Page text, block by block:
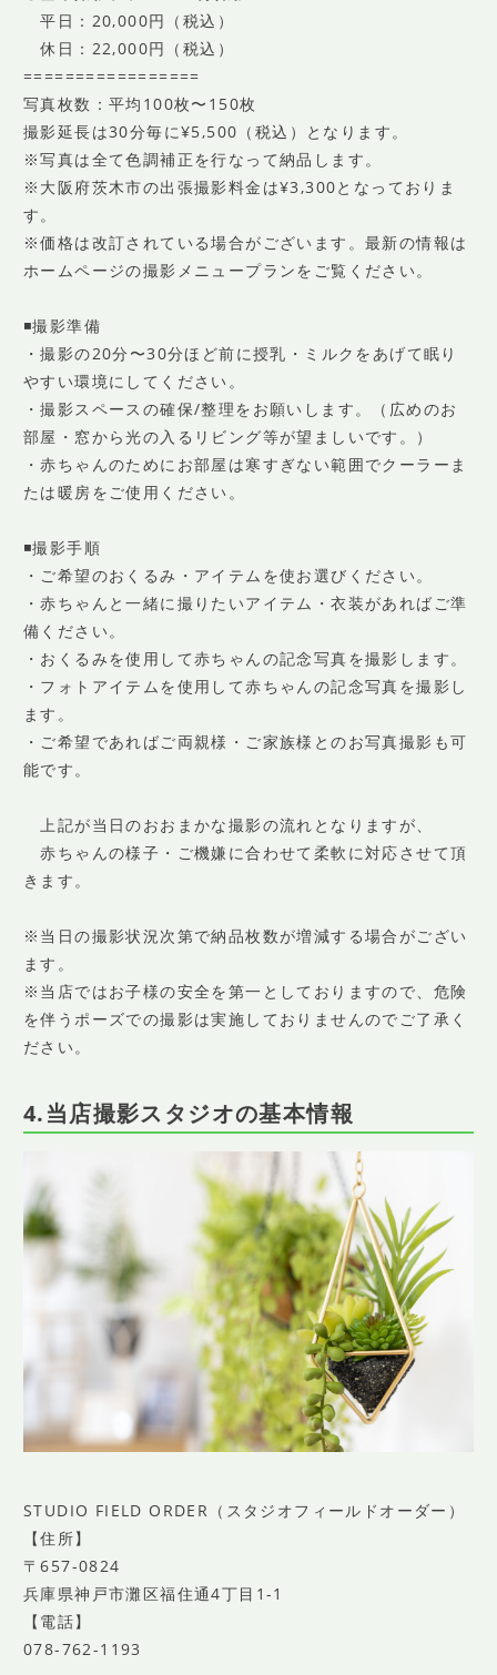
平日：20,000円（税込）
休日：22,000円（税込）
=================
写真枚数：平均100枚〜150枚
撮影延長は30分毎に¥5,500（税込）となります。
※写真は全て色調補正を行なって納品します。
※大阪府茨木市の出張撮影料金は¥3,300となっておりま
す。
※価格は改訂されている場合がございます。最新の情報は
ホームページの撮影メニュープランをご覧ください。
◾️撮影準備
・撮影の20分〜30分ほど前に授乳・ミルクをあげて眠り
やすい環境にしてください。
・撮影スペースの確保/整理をお願いします。（広めのお
部屋・窓から光の入るリビング等が望ましいです。）
・赤ちゃんのためにお部屋は寒すぎない範囲でクーラーま
たは暖房をご使用ください。
◾️撮影手順
・ご希望のおくるみ・アイテムを使お選びください。
・赤ちゃんと一緒に撮りたいアイテム・衣装があればご準
備ください。
・おくるみを使用して赤ちゃんの記念写真を撮影します。
・フォトアイテムを使用して赤ちゃんの記念写真を撮影し
ます。
・ご希望であればご両親様・ご家族様とのお写真撮影も可
能です。
上記が当日のおおまかな撮影の流れとなりますが、
赤ちゃんの様子・ご機嫌に合わせて柔軟に対応させて頂
きます。
※当日の撮影状況次第で納品枚数が増減する場合がござい
ます。
※当店ではお子様の安全を第一としておりますので、危険
を伴うポーズでの撮影は実施しておりませんのでご了承く
ださい。
4.当店撮影スタジオの基本情報
STUDIO FIELD ORDER（スタジオフィールドオーダー）
【住所】
〒657-0824
兵庫県神戸市灘区福住通4丁目1-1
【電話】
078-762-1193